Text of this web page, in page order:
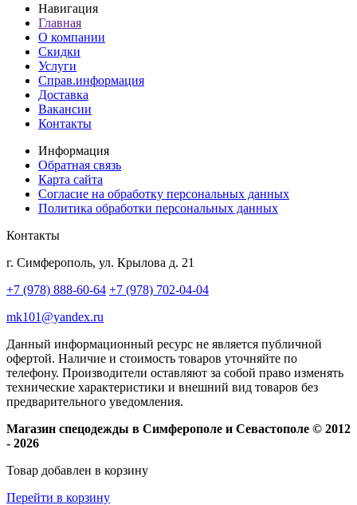
Навигация
Главная
О компании
Скидки
Услуги
Справ.информация
Доставка
Вакансии
Контакты
Информация
Обратная связь
Карта сайта
Согласие на обработку персональных данных
Политика обработки персональных данных
Контакты
г. Симферополь, ул. Крылова д. 21
+7 (978) 888-60-64 +7 (978) 702-04-04
mk101@yandex.ru
Данный информационный ресурс не является публичной
офертой. Наличие и стоимость товаров уточняйте по
телефону. Производители оставляют за собой право изменять
технические характеристики и внешний вид товаров без
предварительного уведомления.
Магазин спецодежды в Симферополе и Севастополе © 2012
- 2026
Товар добавлен в корзину
Перейти в корзину